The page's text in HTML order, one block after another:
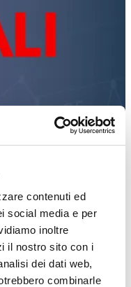
contenuti ed
social media e per
inoltre
il nostro sito con i
dei dati web,
combinarle